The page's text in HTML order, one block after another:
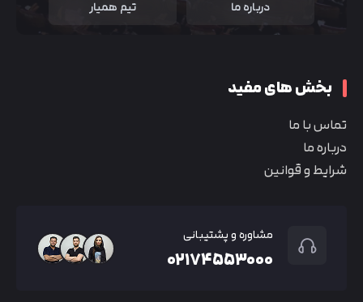
درباره ما تیم همیار
بخش های مفید
تماس با ما
درباره ما
شرایط و قوانین
مشاوره و پشتیبانی
۰۲۱۷۴۵۵۳۰۰۰